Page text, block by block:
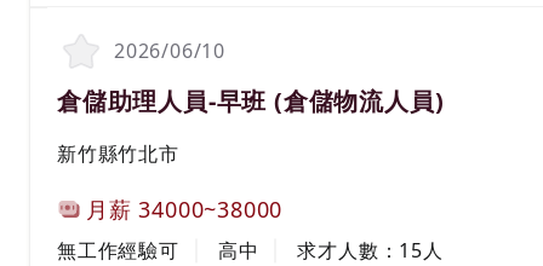
堆高機等2026/06/10
職務名稱(職業類別)
倉儲助理人員-早班 (倉儲物流人員)
新竹縣竹北市
月薪 34000~38000
無工作經驗可 高中 求才人數： 15人